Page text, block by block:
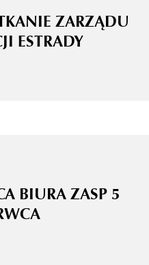
ZARZĄDU
ESTRADY
BIURA ZASP 5